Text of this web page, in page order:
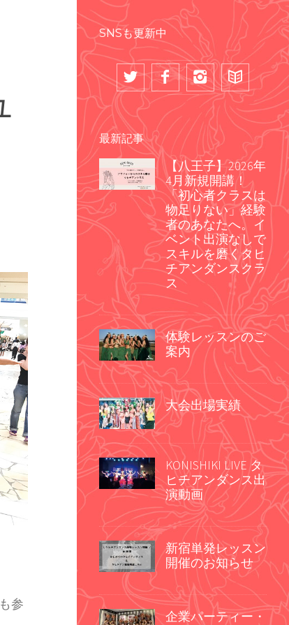
参
SNSも更新中
最新記事
【八王子】2026年
4月新規開講！
「初心者クラスは
物足りない」経験
者のあなたへ。イ
ベント出演なしで
スキルを磨くタヒ
チアンダンスクラ
ス
体験レッスンのご
案内
大会出場実績
KONISHIKI LIVE タ
ヒチアンダンス出
演動画
新宿単発レッスン
開催のお知らせ
企業パーティー・